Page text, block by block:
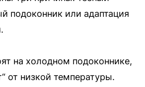
подоконник или адаптация
на холодном подоконнике,
от низкой температуры.